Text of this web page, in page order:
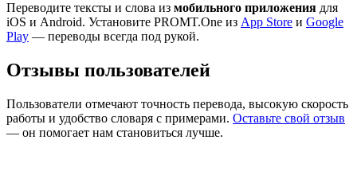
Переводите тексты и слова из мобильного приложения для
iOS и Android. Установите PROMT.One из App Store и Google
Play — переводы всегда под рукой.
Отзывы пользователей
Пользователи отмечают точность перевода, высокую скорость
работы и удобство словаря с примерами. Оставьте свой отзыв
— он помогает нам становиться лучше.